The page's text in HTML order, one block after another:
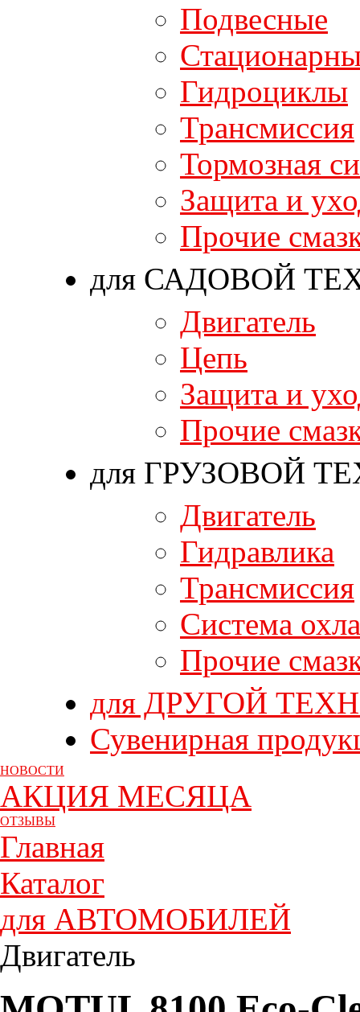
Подвесные
Гидроциклы
Трансмиссия
Тормозная
Защита и
Прочие
для САДОВОЙ
Двигатель
Цепь
Защита и
Прочие
для ГРУЗОВОЙ
Двигатель
Гидравлика
Трансмиссия
Система
Прочие
для ДРУГОЙ
Сувенирная
НОВОСТИ
АКЦИЯ МЕСЯЦА
ОТЗЫВЫ
Главная
Каталог
для АВТОМОБИЛЕЙ
Двигатель